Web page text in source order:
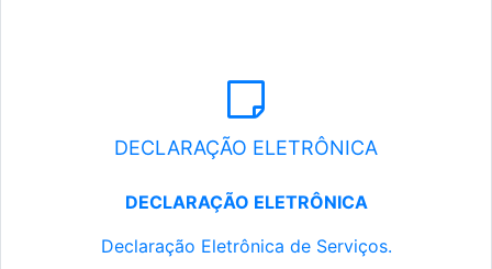
DECLARAÇÃO ELETRÔNICA
DECLARAÇÃO ELETRÔNICA
Declaração Eletrônica de Serviços.